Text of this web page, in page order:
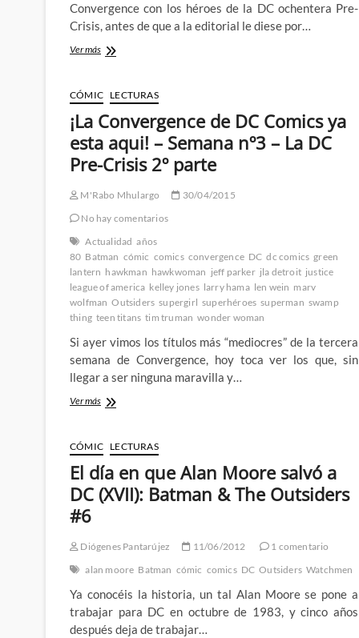
Convergence con los héroes de la DC ochentera Pre-
Crisis, antes de que a la editorial le diese por…
Ver más¡La
DC
Comics
ya
aqui!
–
nº7
La
DC
2º
mes
2ª
parte
CÓMIC LECTURAS
¡La Convergence de DC Comics ya
esta aqui! – Semana nº3 – La DC
Pre-Crisis 2º parte
M'Rabo Mhulargo
30/04/2015
No hay comentarios
Actualidad años
80 Batman cómic comics convergence DC dc comics green
lantern hawkman hawkwoman jeff parker jla detroit justice
league of america kelley jones larry hama len wein marv
wolfman Outsiders supergirl superhéroes superman swamp
thing teen titans tim truman wonder woman
Si ayer vimos los títulos más “mediocres” de la tercera
semana de Convergence, hoy toca ver los que, sin
llegar a ser ninguna maravilla y…
Ver más¡La
DC
Comics
ya
esta
aqui!
nº3
La
Pre-
Crisis
2º
CÓMIC LECTURAS
El día en que Alan Moore salvó a
DC (XVII): Batman & The Outsiders
#6
Diógenes Pantarújez 11/06/2012
1 comentario
alan moore Batman cómic comics DC Outsiders Watchmen
Ya conocéis la historia, un tal Alan Moore se pone a
trabajar para DC en octubre de 1983, y cinco años
después deja de trabajar…